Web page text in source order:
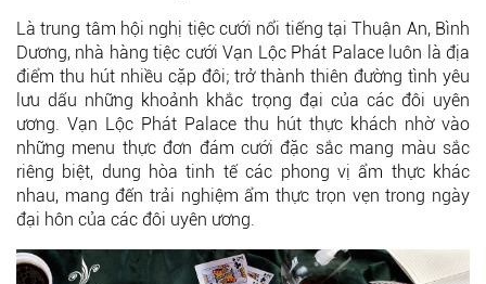
Là trung tâm hội nghị tiệc cưới nổi tiếng tại Thuận An, Bình
Dương, nhà hàng tiệc cưới Vạn Lộc Phát Palace luôn là địa
điểm thu hút nhiều cặp đôi; trở thành thiên đường tình yêu
lưu dấu những khoảnh khắc trọng đại của các đôi uyên
ương. Vạn Lộc Phát Palace thu hút thực khách nhờ vào
những menu thực đơn đám cưới đặc sắc mang màu sắc
riêng biệt, dung hòa tinh tế các phong vị ẩm thực khác
nhau, mang đến trải nghiệm ẩm thực trọn vẹn trong ngày
đại hôn của các đôi uyên ương.